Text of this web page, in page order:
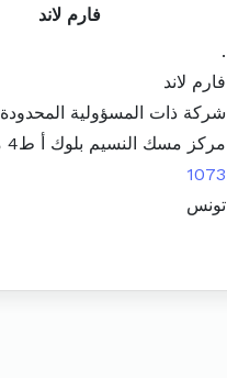
فارم لاند
.
فارم لاند
شركة ذات المسؤولية المحدودة
مركز مسك النسيم بلوك أ ط4 مكتب أ17 مونبليزير باب بحر
1073
تونس